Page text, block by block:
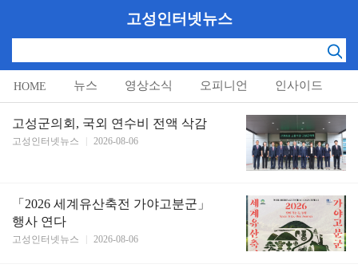
고성인터넷뉴스
HOME 뉴스 영상소식 오피니언 인사이드
알림마당
고성군의회, 국외 연수비 전액 삭감
고성인터넷뉴스 2026-08-06
「2026 세계유산축전 가야고분군」
행사 연다
고성인터넷뉴스 2026-08-06